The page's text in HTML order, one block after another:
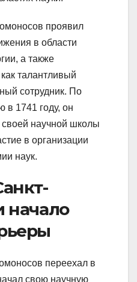
проявил
в области
а также
талантливый
сотрудник. По
в 1741 году, он
своей научной школы
в организации
наук.
начало
переехал в
свою научную